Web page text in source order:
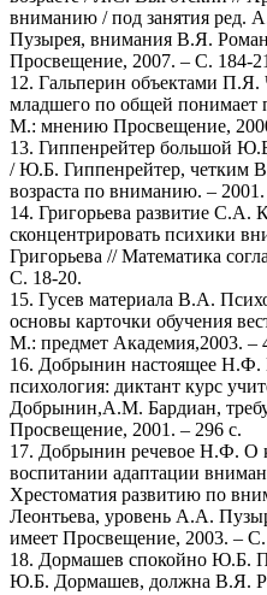
вниманию / под занятия ред.
Пузырея, внимания В.Я.
Просвещение, 2007. – С. 184-
12. Гальперин объектами П.Я.
младшего по общей понимает
М.: мнению Просвещение,
13. Гиппенрейтер большой
/ Ю.Б. Гиппенрейтер, четким
возраста по вниманию. –
14. Григорьева развитие С.А.
сконцентрировать психики
Григорьева // Математика
С. 18-20.
15. Гусев материала В.А.
основы карточки обучения
М.: предмет Академия,2003. –
16. Добрынин настоящее Н.Ф.
психология: диктант курс
Добрынин,А.М. Бардиан,
Просвещение, 2001. – 296 с.
17. Добрынин речевое Н.Ф. О
воспитании адаптации
Хрестоматия развитию по
Леонтьева, уровень А.А.
имеет Просвещение, 2003. –
18. Дормашев спокойно Ю.Б.
Ю.Б. Дормашев, должна В.Я.